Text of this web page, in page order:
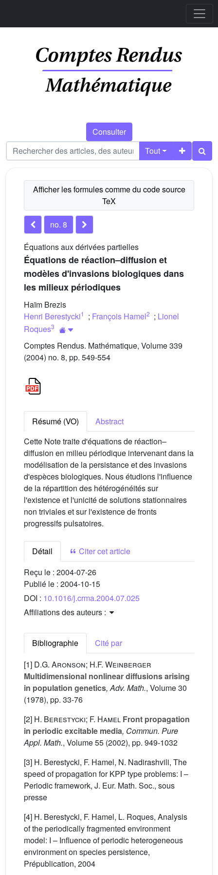
Consulter
Tout
no. 8
Équations aux dérivées partielles
Équations de réaction–diffusion et
modèles d'invasions biologiques dans
les milieux périodiques
Haïm Brezis
Henri Berestycki1 ; François Hamel2 ; Lionel
Roques3
Comptes Rendus. Mathématique, Volume 339
(2004) no. 8, pp. 549-554
Résumé (VO)
Abstract
Cette Note traite d'équations de réaction–
diffusion en milieu périodique intervenant dans la
modélisation de la persistance et des invasions
d'espèces biologiques. Nous étudions l'influence
de la répartition des hétérogénéités sur
l'existence et l'unicité de solutions stationnaires
non triviales et sur l'existence de fronts
progressifs pulsatoires.
Détail
Citer cet article
Reçu le : 2004-07-26
Publié le : 2004-10-15
DOI : 10.1016/j.crma.2004.07.025
Affiliations des auteurs :
Bibliographie
Cité par
[1] D.G. Aronson; H.F. Weinberger
Multidimensional nonlinear diffusions arising
in population genetics, Adv. Math., Volume 30
(1978), pp. 33-76
[2] H. Berestycki; F. Hamel Front propagation
in periodic excitable media, Commun. Pure
Appl. Math., Volume 55 (2002), pp. 949-1032
[3] H. Berestycki, F. Hamel, N. Nadirashvili, The
speed of propagation for KPP type problems: I –
Periodic framework, J. Eur. Math. Soc., sous
presse
[4] H. Berestycki, F. Hamel, L. Roques, Analysis
of the periodically fragmented environment
model: I – Influence of periodic heterogeneous
environment on species persistence,
Prépublication, 2004